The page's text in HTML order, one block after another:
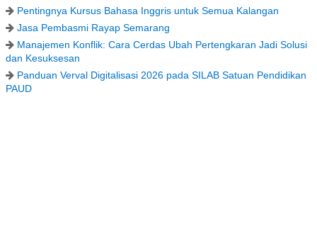
Pentingnya Kursus Bahasa Inggris untuk Semua Kalangan
Jasa Pembasmi Rayap Semarang
Manajemen Konflik: Cara Cerdas Ubah Pertengkaran Jadi Solusi
dan Kesuksesan
Panduan Verval Digitalisasi 2026 pada SILAB Satuan Pendidikan
PAUD